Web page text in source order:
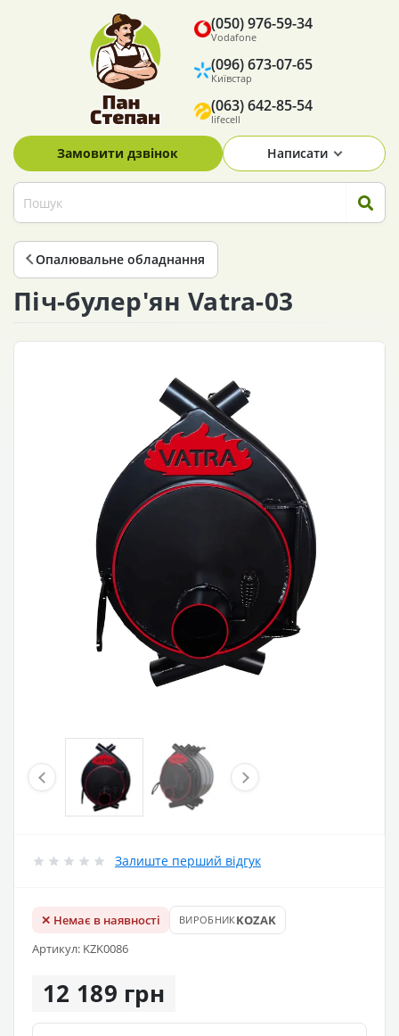
Vodafone
(050) 976-59-34
Київстар
(096) 673-07-65
lifecell
(063) 642-85-54
Замовити дзвінок Написати
Опалювальне обладнання
Піч-булер'ян Vatra-03
Залиште перший відгук
✕ Немає в наявності ВИРОБНИКKOZAK
Артикул: KZK0086
12 189 грн